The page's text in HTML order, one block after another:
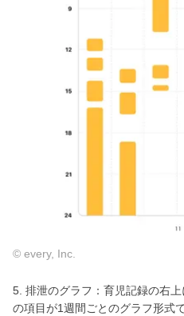
© every, Inc.
5. 排泄のグラフ：育児記録の右上
の項目が1週間ごとのグラフ形式